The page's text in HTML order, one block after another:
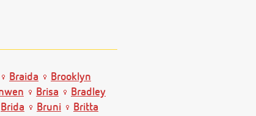
Braida
Brooklyn
Brisa
Bradley
Brida Bruni
Britta